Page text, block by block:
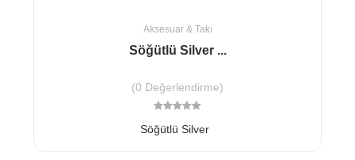
Aksesuar & Takı
Söğütlü Silver ...
(0 Değerlendirme)
Söğütlü Silver